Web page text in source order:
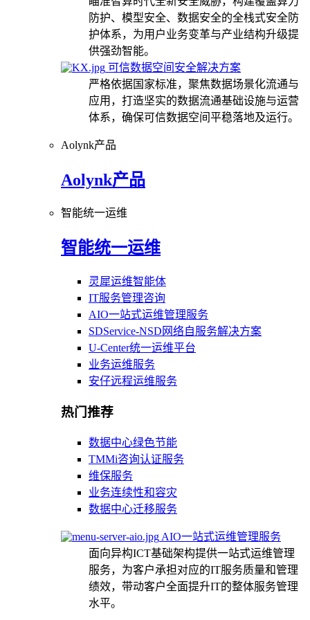
防护、模型安全、数据安全的全栈式安全防
护体系，为用户业务变革与产业结构升级提
供强劲智能。
可信数据空间安全解决方案
严格依据国家标准，聚焦数据场景化流通与
应用，打造坚实的数据流通基础设施与运营
体系，确保可信数据空间平稳落地及运行。
Aolynk产品
Aolynk产品
智能统一运维
智能统一运维
灵犀运维智能体
IT服务管理咨询
AIO一站式运维管理服务
SDService-NSD网络自服务解决方案
U-Center统一运维平台
业务运维服务
安仔远程运维服务
热门推荐
数据中心绿色节能
TMMi咨询认证服务
维保服务
业务连续性和容灾
数据中心迁移服务
AIO一站式运维管理服务
面向异构ICT基础架构提供一站式运维管理
服务，为客户承担对应的IT服务质量和管理
绩效，带动客户全面提升IT的整体服务管理
水平。